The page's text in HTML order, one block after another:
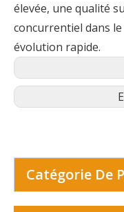
élevée, une qualité
concurrentiel dans
évolution rapide.
Catégorie De